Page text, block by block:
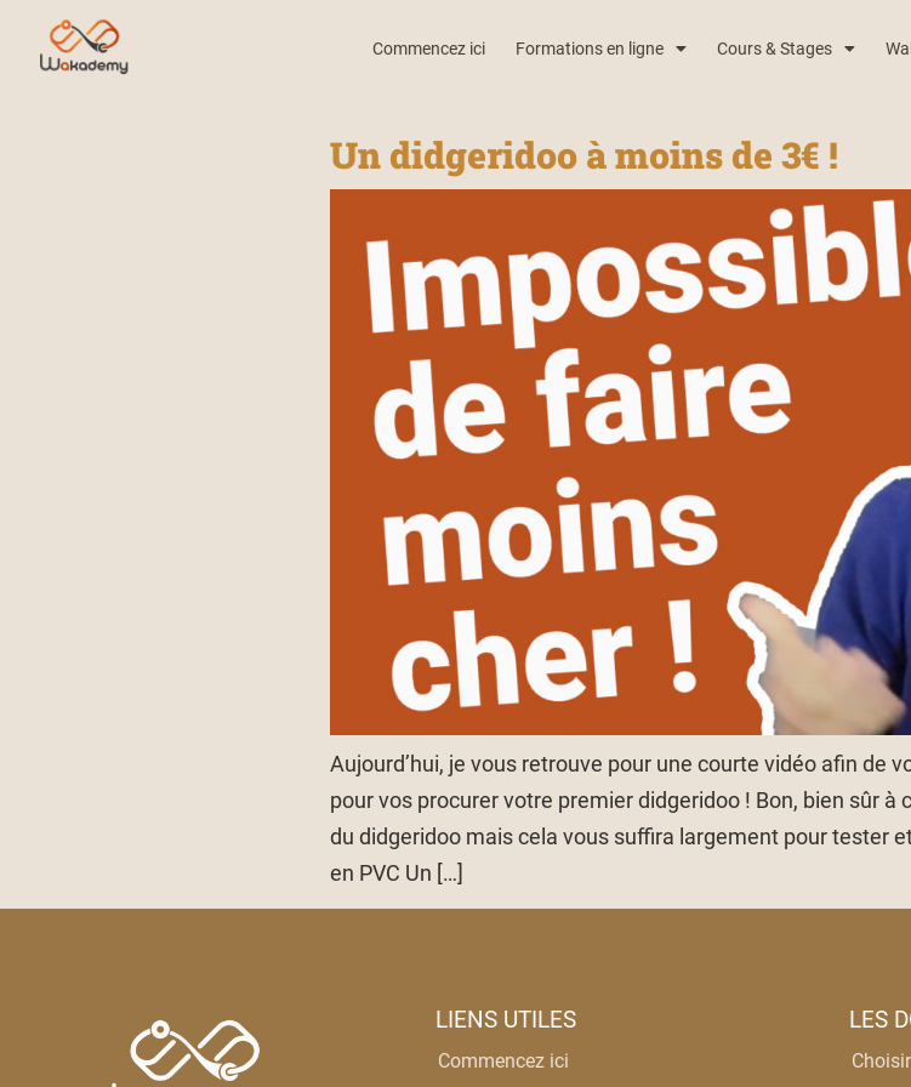
Commencez ici Formations en ligne Cours & Stages
Un didgeridoo à moins de 3€ !
Aujourd’hui, je vous retrouve pour une courte vidéo afin de
pour vos procurer votre premier didgeridoo ! Bon, bien sûr à
du didgeridoo mais cela vous suffira largement pour tester
en PVC Un […]
LIENS UTILES
Commencez ici
LES